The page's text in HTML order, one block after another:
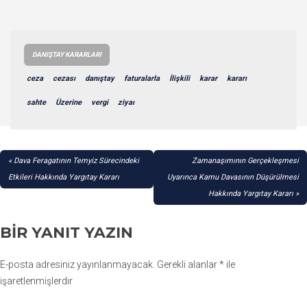
DANIŞTAY KARARLARI
ceza cezası danıştay faturalarla İlişkili karar kararı
sahte Üzerine vergi ziyaı
YAZI
GEZINMESI
Dava Feragatının Temyiz Sürecindeki
Etkileri Hakkında Yargıtay Kararı
Zamanaşımının Gerçekleşmesi
Uyarınca Kamu Davasının Düşürülmesi
Hakkında Yargıtay Kararı
BIR YANIT YAZIN
E-posta adresiniz yayınlanmayacak. Gerekli alanlar* ile
işaretlenmişlerdir